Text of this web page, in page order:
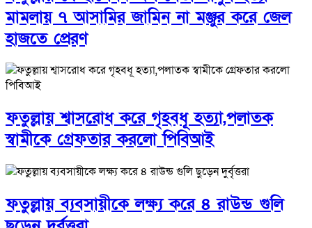
মামলায় ৭ আসামির জামিন না মঞ্জুর করে জেল
হাজতে প্রেরণ
ফতুল্লায় শ্বাসরোধ করে গৃহবধূ হত্যা,পলাতক
স্বামীকে গ্রেফতার করলো পিবিআই
ফতুল্লায় ব্যবসায়ীকে লক্ষ্য করে ৪ রাউন্ড গুলি